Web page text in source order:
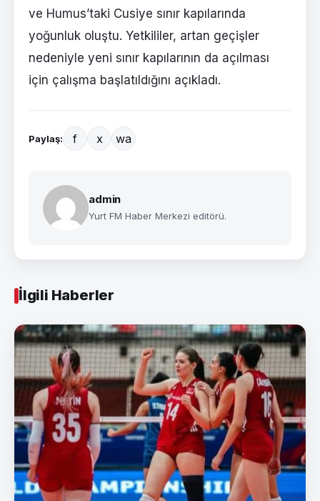
ve Humus’taki Cusiye sınır kapılarında
yoğunluk oluştu. Yetkililer, artan geçişler
nedeniyle yeni sınır kapılarının da açılması
için çalışma başlatıldığını açıkladı.
Paylaş: f x wa
admin
Yurt FM Haber Merkezi editörü.
İlgili Haberler